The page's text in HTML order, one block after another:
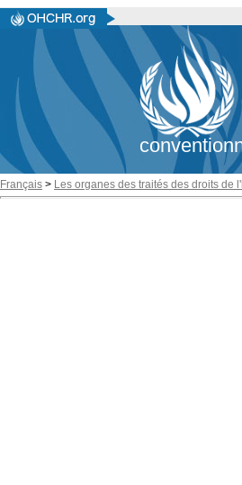
Français > Les organes des traités des droits de